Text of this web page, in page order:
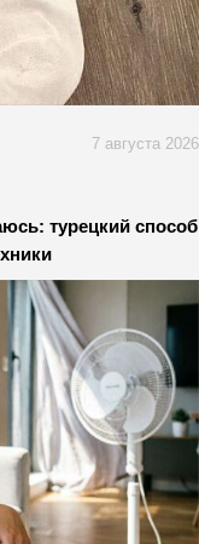
7 августа 2026
турецкий способ